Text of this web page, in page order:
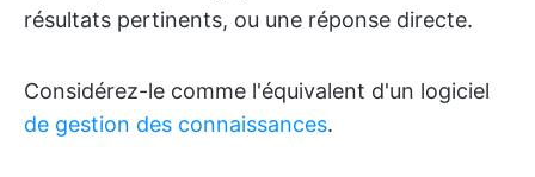
résultats pertinents, ou une réponse directe.
Considérez-le comme l'équivalent d'un logiciel
de gestion des connaissances.